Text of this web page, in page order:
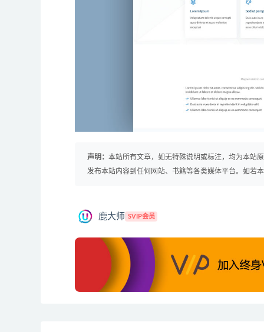
声明：本站所有文章，如无特殊说明或标注，均为本站
发布本站内容到任何网站、书籍等各类媒体平台。如若
鹿大师 SVIP会员